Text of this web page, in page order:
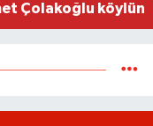
Çolakoğlu